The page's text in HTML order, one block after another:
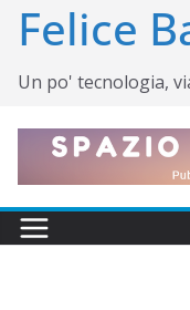
Felice
Un po' tecnologia,